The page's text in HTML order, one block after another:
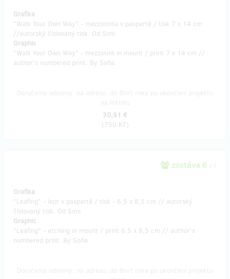
Grafika
"Walk Your Own Way" - mezzotinta v paspartě / tisk 7 x 14 cm
//autorský číslovaný tisk. Od Soni
Graphic
"Walk Your Own Way" - mezzotint in mount / print 7 x 14 cm //
author's numbered print. By Soňa.
30,91 €
(750 Kč)
zostáva 6 z 7
Grafika
"Leafing" - lept v paspartě / tisk - 6,5 x 8,5 cm // autorský
číslovaný tisk. Od Soni
Graphic
"Leafing" - etching in mount / print 6,5 x 8,5 cm // author's
numbered print. By Soňa.